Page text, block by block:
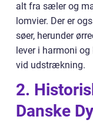
alt fra sæler og
lomvier. Der er
søer, herunder
lever i harmoni
vid udstrækning.
2.
Danske